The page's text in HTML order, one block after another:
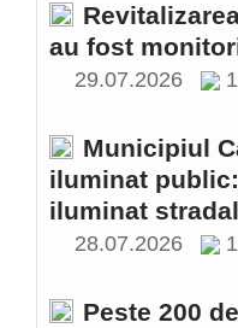
au fost
29.07.2026
Municipiul
iluminat
iluminat
28.07.2026
Peste 200